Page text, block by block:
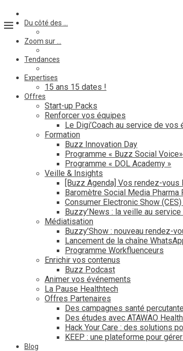
Du côté des …
Zoom sur …
Tendances
Expertises
15 ans 15 dates !
Offres
Start-up Packs
Renforcer vos équipes
Le Digi’Coach au service de vos
Formation
Buzz Innovation Day
Programme « Buzz Social Voice»
Programme « DOL Academy »
Veille & Insights
[Buzz Agenda] Vos rendez-vous
Baromètre Social Media Pharma
Consumer Electronic Show
Buzzy’News : la veille au
Médiatisation
Buzzy’Show : nouveau rendez-
Lancement de la chaîne
Programme Workfluenceurs
Enrichir vos contenus
Buzz Podcast
Animer vos événements
La Pause Healthtech
Offres Partenaires
Des campagnes santé
Des études avec ATAWAO
Hack Your Care : des solutions
KEEP : une plateforme pour
Blog